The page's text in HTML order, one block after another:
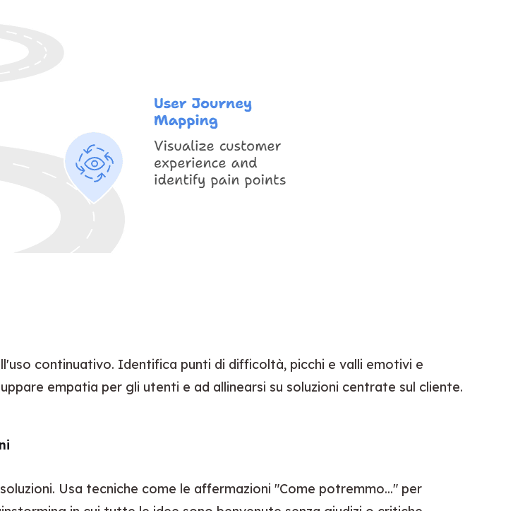
continuativo. Identifica punti di difficoltà, picchi e valli emotivi e
empatia per gli utenti e ad allinearsi su soluzioni centrate sul cliente.
Usa tecniche come le affermazioni "Come potremmo..." per